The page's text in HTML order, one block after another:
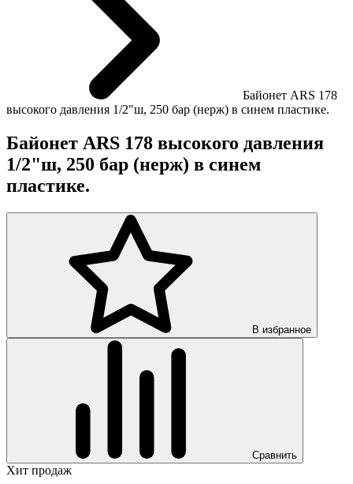
Байонет ARS 178
высокого давления 1/2"ш, 250 бар (нерж) в синем пластике.
Байонет ARS 178 высокого давления
1/2"ш, 250 бар (нерж) в синем
пластике.
В избранное
Сравнить
Хит продаж